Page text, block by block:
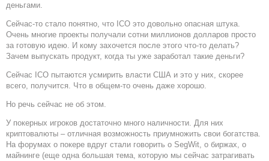
деньгами.
Сейчас-то стало понятно, что ICO это довольно опасная штука.
Очень многие проекты получали сотни миллионов долларов просто
за готовую идею. И кому захочется после этого что-то делать?
Зачем выпускать продукт, когда ты уже заработал такие деньги?
Сейчас ICO пытаются усмирить власти США и это у них, скорее
всего, получится. Что в общем-то очень даже хорошо.
Но речь сейчас не об этом.
У покерных игроков достаточно много наличности. Для них
криптовалюты – отличная возможность приумножить свои богатства.
На форумах о покере вдруг стали говорить о SegWit, о биржах, о
майнинге (еще одна большая тема, которую мы сейчас затрагивать